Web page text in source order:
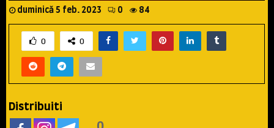
duminică 5 feb. 2023 0 84
0 0
Distribuiti